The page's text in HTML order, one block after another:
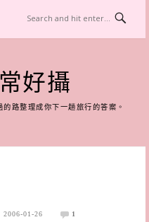
好攝
路整理成你下一趟旅行的答案。
2006-01-26 1